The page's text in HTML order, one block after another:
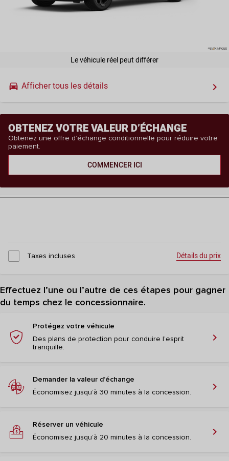
Le véhicule réel peut différer
drive_eta Afficher tous les détails keyboard_arrow_right
OBTENEZ VOTRE VALEUR D’ÉCHANGE
Obtenez une offre d’échange conditionnelle pour réduire votre
paiement.
COMMENCER ICI
Taxes incluses Détails du prix
Effectuez l’une ou l’autre de ces étapes pour gagner
du temps chez le concessionnaire.
Protégez votre véhicule
Des plans de protection pour conduire l’esprit
tranquille.
chevron_right
Demander la valeur d’échange
Économisez jusqu’à 30 minutes à la concession.
chevron_right
Réserver un véhicule
Économisez jusqu’à 20 minutes à la concession.
chevron_right